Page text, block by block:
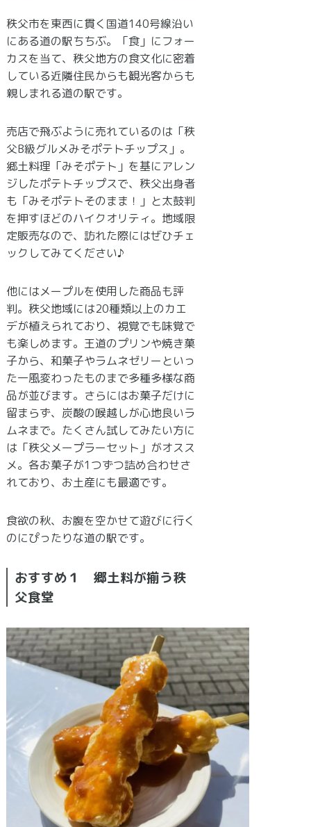
秩父市を東西に貫く国道140号線沿い
にある道の駅ちちぶ。「食」にフォー
カスを当て、秩父地方の食文化に密着
している近隣住民からも観光客からも
親しまれる道の駅です。
売店で飛ぶように売れているのは「秩
父B級グルメみそポテトチップス」。
郷土料理「みそポテト」を基にアレン
ジしたポテトチップスで、秩父出身者
も「みそポテトそのまま！」と太鼓判
を押すほどのハイクオリティ。地域限
定販売なので、訪れた際にはぜひチェ
ックしてみてください♪
他にはメープルを使用した商品も評
判。秩父地域には20種類以上のカエ
デが植えられており、視覚でも味覚で
も楽しめます。王道のプリンや焼き菓
子から、和菓子やラムネゼリーといっ
た一風変わったものまで多種多様な商
品が並びます。さらにはお菓子だけに
留まらず、炭酸の喉越しが心地良いラ
ムネまで。たくさん試してみたい方に
は「秩父メープラーセット」がオスス
メ。各お菓子が1つずつ詰め合わせさ
れており、お土産にも最適です。
食欲の秋、お腹を空かせて遊びに行く
のにぴったりな道の駅です。
おすすめ１ 郷土料が揃う秩
父食堂